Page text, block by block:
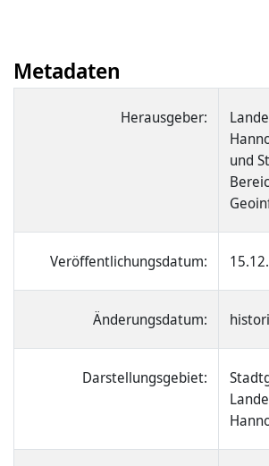
Metadaten
Herausgeber:
und
Veröffentlichungsdatum:
Änderungsdatum:
Darstellungsgebiet: